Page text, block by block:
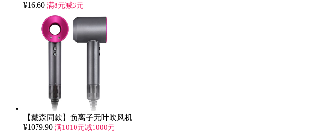
¥16.60 满8元减3元
【戴森同款】负离子无叶吹风机
¥1079.90 满1010元减1000元